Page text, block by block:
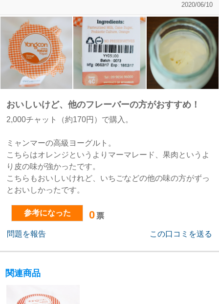
2020/06/10
おいしいけど、他のフレーバーの方がおすすめ！
2,000チャット（約170円）で購入。
ミャンマーの高級ヨーグルト。
こちらはオレンジというよりマーマレード、果肉というよ
り皮の味が強かったです。
こちらもおいしいけれど、いちごなどの他の味の方がずっ
とおいしかったです。
参考になった 0 票
問題を報告 この口コミを送る
関連商品